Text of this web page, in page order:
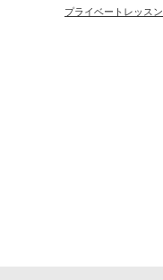
プライベートレッスン